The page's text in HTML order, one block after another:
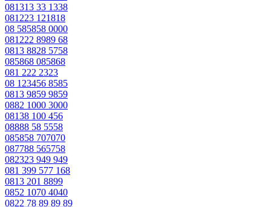
081313 33 1338
081223 121818
08 585858 0000
081222 8989 68
0813 8828 5758
085868 085868
081 222 2323
08 123456 8585
0813 9859 9859
0882 1000 3000
08138 100 456
08888 58 5558
085858 707070
087788 565758
082323 949 949
081 399 577 168
0813 201 8899
0852 1070 4040
0822 78 89 89 89